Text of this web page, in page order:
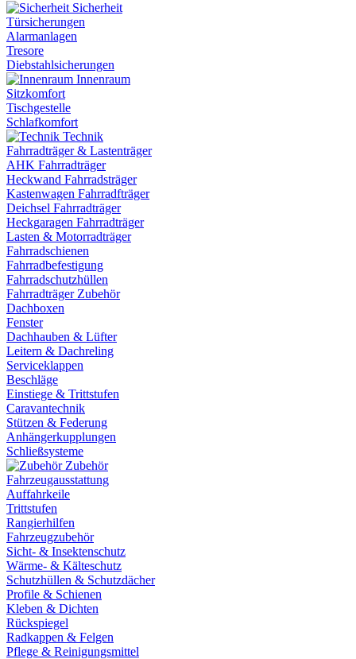
Sicherheit
Türsicherungen
Alarmanlagen
Tresore
Diebstahlsicherungen
Innenraum
Sitzkomfort
Tischgestelle
Schlafkomfort
Technik
Fahrradträger & Lastenträger
AHK Fahrradträger
Heckwand Fahrradsträger
Kastenwagen Fahrradfträger
Deichsel Fahrradträger
Heckgaragen Fahrradträger
Lasten & Motorradträger
Fahrradschienen
Fahrradbefestigung
Fahrradschutzhüllen
Fahrradträger Zubehör
Dachboxen
Fenster
Dachhauben & Lüfter
Leitern & Dachreling
Serviceklappen
Beschläge
Einstiege & Trittstufen
Caravantechnik
Stützen & Federung
Anhängerkupplungen
Schließsysteme
Zubehör
Fahrzeugausstattung
Auffahrkeile
Trittstufen
Rangierhilfen
Fahrzeugzubehör
Sicht- & Insektenschutz
Wärme- & Kälteschutz
Schutzhüllen & Schutzdächer
Profile & Schienen
Kleben & Dichten
Rückspiegel
Radkappen & Felgen
Pflege & Reinigungsmittel